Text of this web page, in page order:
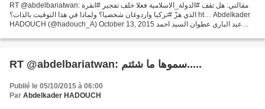
RT @abdelbariatwan: مقالتي: هل تقف #الدولة_الاسلامية فعلا خلف تفجير #انقرة
الذي هزّ #تركيا واردوغان شخصيا؟ ولماذا في هذا التوقيت بالذات؟ ht… Abdelkader
HADOUCH (@hadouch_A) October 13, 2015 عبد الباري عطوان السيد احمد
RT @abdelbariatwan: سموها ما شئتم.....
Publié le 05/10/2015 à 06:00
Par Abdelkader HADOUCH